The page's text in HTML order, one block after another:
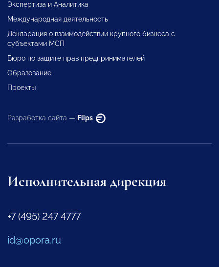
Экспертиза и Аналитика
Международная деятельность
Декларация о взаимодействии крупного бизнеса с
субъектами МСП
Бюро по защите прав предпринимателей
Образование
Проекты
Разработка сайта — Flips
Исполнительная дирекция
+7 (495) 247 4777
id@opora.ru